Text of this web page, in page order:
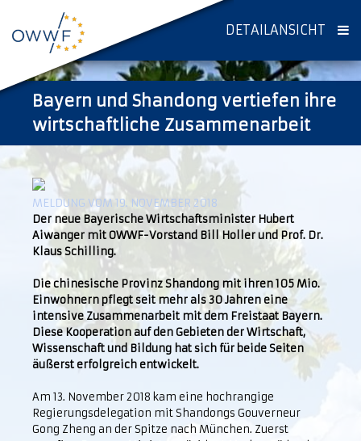
DETAILANSICHT
Bayern und Shandong vertiefen ihre
wirtschaftliche Zusammenarbeit
MELDUNG VOM 19. NOVEMBER 2018
Der neue Bayerische Wirtschaftsminister Hubert
Aiwanger mit OWWF-Vorstand Bill Holler und Prof. Dr.
Klaus Schilling.
Die chinesische Provinz Shandong mit ihren 105 Mio.
Einwohnern pflegt seit mehr als 30 Jahren eine
intensive Zusammenarbeit mit dem Freistaat Bayern.
Diese Kooperation auf den Gebieten der Wirtschaft,
Wissenschaft und Bildung hat sich für beide Seiten
äußerst erfolgreich entwickelt.
Am 13. November 2018 kam eine hochrangige
Regierungsdelegation mit Shandongs Gouverneur
Gong Zheng an der Spitze nach München. Zuerst